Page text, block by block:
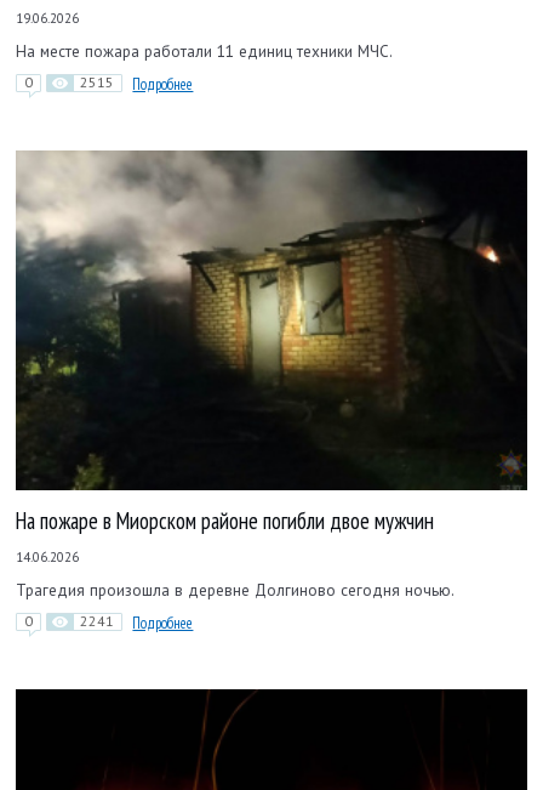
19.06.2026
На месте пожара работали 11 единиц техники МЧС.
0 2515 Подробнее
На пожаре в Миорском районе погибли двое мужчин
14.06.2026
Трагедия произошла в деревне Долгиново сегодня ночью.
0 2241 Подробнее